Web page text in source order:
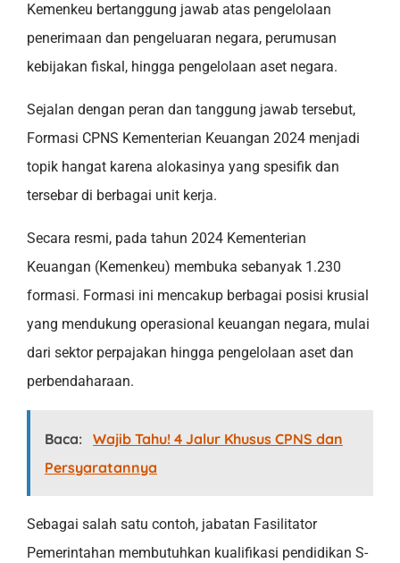
Kemenkeu bertanggung jawab atas pengelolaan
penerimaan dan pengeluaran negara, perumusan
kebijakan fiskal, hingga pengelolaan aset negara.
Sejalan dengan peran dan tanggung jawab tersebut,
Formasi CPNS Kementerian Keuangan 2024 menjadi
topik hangat karena alokasinya yang spesifik dan
tersebar di berbagai unit kerja.
Secara resmi, pada tahun 2024 Kementerian
Keuangan (Kemenkeu) membuka sebanyak 1.230
formasi. Formasi ini mencakup berbagai posisi krusial
yang mendukung operasional keuangan negara, mulai
dari sektor perpajakan hingga pengelolaan aset dan
perbendaharaan.
Baca: Wajib Tahu! 4 Jalur Khusus CPNS dan
Persyaratannya
Sebagai salah satu contoh, jabatan Fasilitator
Pemerintahan membutuhkan kualifikasi pendidikan S-